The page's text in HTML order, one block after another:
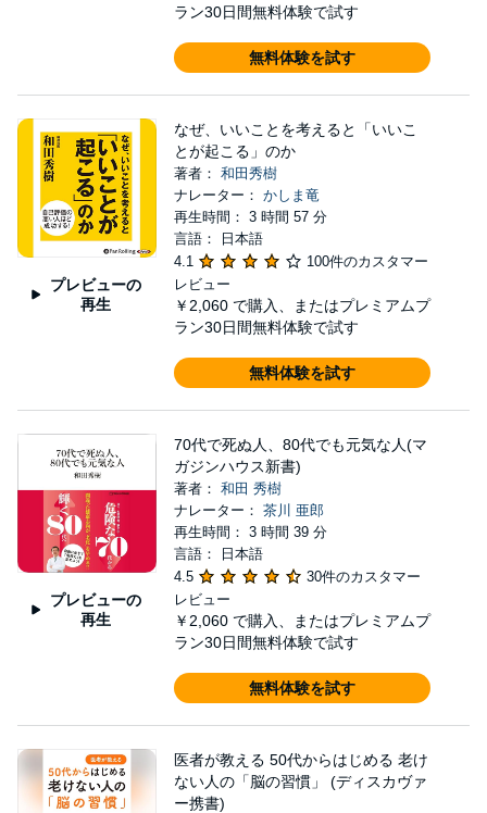
ラン30日間無料体験で試す
無料体験を試す
プレビューの
再生
なぜ、いいことを考えると「いいこ
とが起こる」のか
著者： 和田秀樹
ナレーター： かしま竜
再生時間： 3 時間 57 分
言語： 日本語
4.1
100件のカスタマー
レビュー
￥2,060 で購入、またはプレミアムプ
ラン30日間無料体験で試す
無料体験を試す
プレビューの
再生
70代で死ぬ人、80代でも元気な人(マ
ガジンハウス新書)
著者： 和田 秀樹
ナレーター： 茶川 亜郎
再生時間： 3 時間 39 分
言語： 日本語
4.5
30件のカスタマー
レビュー
￥2,060 で購入、またはプレミアムプ
ラン30日間無料体験で試す
無料体験を試す
医者が教える 50代からはじめる 老け
ない人の「脳の習慣」 (ディスカヴァ
ー携書)